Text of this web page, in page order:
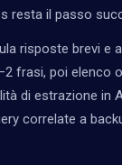
resta il passo
risposte brevi e
frasi, poi elenco
di estrazione in
correlate a